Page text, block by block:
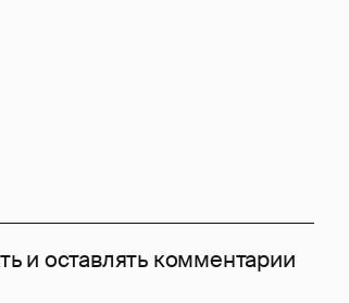
и оставлять комментарии